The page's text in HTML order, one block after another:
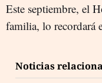
Este septiembre, el
familia, lo recordará
Noticias